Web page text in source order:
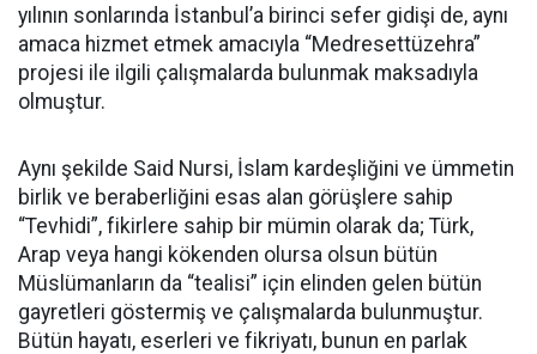
yılının sonlarında İstanbul’a birinci sefer gidişi de, aynı
amaca hizmet etmek amacıyla “Medresettüzehra”
projesi ile ilgili çalışmalarda bulunmak maksadıyla
olmuştur.
Aynı şekilde Said Nursi, İslam kardeşliğini ve ümmetin
birlik ve beraberliğini esas alan görüşlere sahip
“Tevhidi”, fikirlere sahip bir mümin olarak da; Türk,
Arap veya hangi kökenden olursa olsun bütün
Müslümanların da “tealisi” için elinden gelen bütün
gayretleri göstermiş ve çalışmalarda bulunmuştur.
Bütün hayatı, eserleri ve fikriyatı, bunun en parlak